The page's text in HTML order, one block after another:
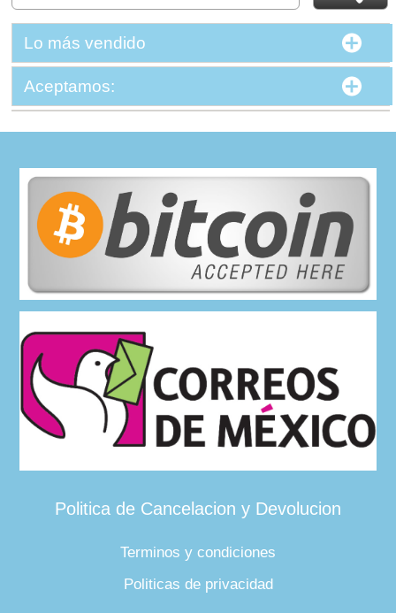
Lo más vendido
Aceptamos:
Politica de Cancelacion y Devolucion
Terminos y condiciones
Politicas de privacidad